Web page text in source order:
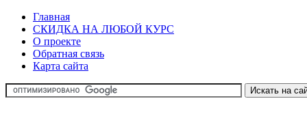
Главная
СКИДКА НА ЛЮБОЙ КУРС
О проекте
Обратная связь
Карта сайта